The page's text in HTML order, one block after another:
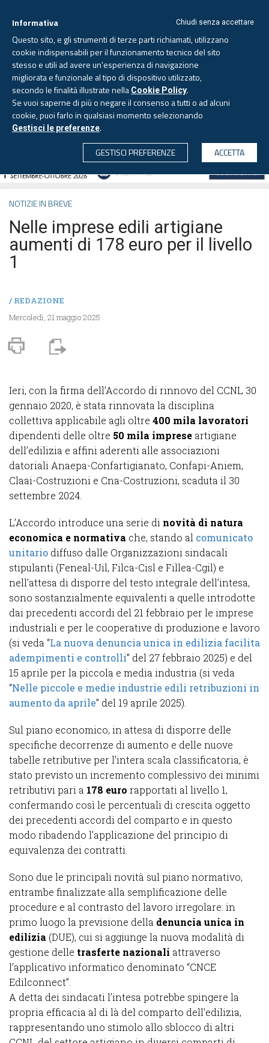
CERCA
Venerdì, 7 agosto 2026 - Aggiornato alle 6.00
NOTIZIE IN BREVE
Nelle imprese edili artigiane
aumenti di 178 euro per il livello
1
/REDAZIONE
Mercoledì, 21 maggio 2025
Ieri, con la firma dell’Accordo di rinnovo del CCNL 30
gennaio 2020, è stata rinnovata la disciplina
collettiva applicabile agli oltre 400 mila lavoratori
dipendenti delle oltre 50 mila imprese artigiane
dell’edilizia e affini aderenti alle associazioni
datoriali Anaepa-Confartigianato, Confapi-Aniem,
Claai-Costruzioni e Cna-Costruzioni, scaduta il 30
settembre 2024.
L’Accordo introduce una serie di novità di natura
economica e normativa che, stando al comunicato
unitario diffuso dalle Organizzazioni sindacali
stipulanti (Feneal-Uil, Filca-Cisl e Fillea-Cgil) e
nell’attesa di disporre del testo integrale dell’intesa,
sono sostanzialmente equivalenti a quelle introdotte
dai precedenti accordi del 21 febbraio per le imprese
industriali e per le cooperative di produzione e lavoro
(si veda “La nuova denuncia unica in edilizia facilita
adempimenti e controlli” del 27 febbraio 2025) e del
15 aprile per la piccola e media industria (si veda
“Nelle piccole e medie industrie edili retribuzioni in
aumento da aprile” del 19 aprile 2025).
Sul piano economico, in attesa di disporre delle
specifiche decorrenze di aumento e delle nuove
tabelle retributive per l’intera scala classificatoria, è
stato previsto un incremento complessivo dei minimi
retributivi pari a 178 euro rapportati al livello 1,
confermando così le percentuali di crescita oggetto
dei precedenti accordi del comparto e in questo
modo ribadendo l’applicazione del principio di
equivalenza dei contratti.
Sono due le principali novità sul piano normativo,
entrambe finalizzate alla semplificazione delle
procedure e al contrasto del lavoro irregolare: in
primo luogo la previsione della denuncia unica in
edilizia (DUE), cui si aggiunge la nuova modalità di
gestione delle trasferte nazionali attraverso
l’applicativo informatico denominato “CNCE
Edilconnect”.
A detta dei sindacati l’intesa potrebbe spingere la
propria efficacia al di là del comparto dell’edilizia,
rappresentando uno stimolo allo sblocco di altri
Chiudi senza accettare
Informativa
Questo sito, e gli strumenti di terze parti richiamati, utilizzano
cookie indispensabili per il funzionamento tecnico del sito
stesso e utili ad avere un'esperienza di navigazione
migliorata e funzionale al tipo di dispositivo utilizzato,
secondo le finalità illustrate nella Cookie Policy.
Se vuoi saperne di più o negare il consenso a tutti o ad alcuni
cookie, puoi farlo in qualsiasi momento selezionando
Gestisci le preferenze.
GESTISCI PREFERENZE
ACCETTA